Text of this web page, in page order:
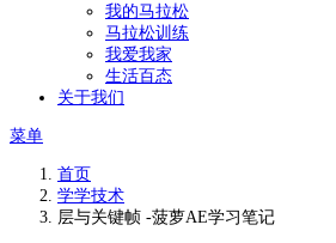
我的马拉松
马拉松训练
我爱我家
生活百态
关于我们
菜单
首页
学学技术
层与关键帧 -菠萝AE学习笔记